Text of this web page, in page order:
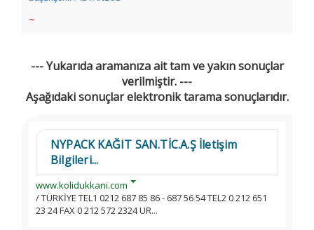
~
--- Yukarıda aramanıza ait tam ve yakın sonuçlar
verilmiştir. ---
Aşağıdaki sonuçlar elektronik tarama sonuçlarıdır.
NYPACK KAĞIT SAN.TİC.A.Ş İletişim
Bilgileri...
www.kolidukkani.com
/ TÜRKİYE TEL1 0212 687 85 86 - 687 56 54 TEL2 0 212 651
23 24 FAX 0 212 572 2324 UR...